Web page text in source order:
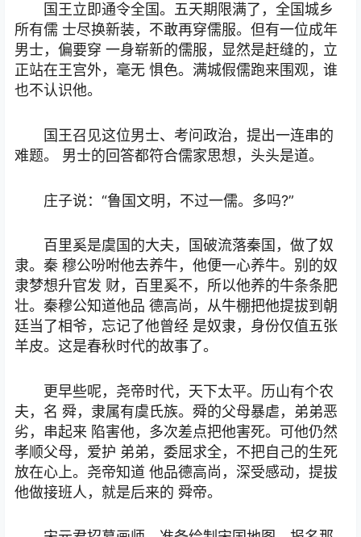
国王立即通令全国。五天期限满了，全国城乡
所有儒 士尽换新装，不敢再穿儒服。但有一位成年
男士，偏要穿 一身崭新的儒服，显然是赶缝的，立
正站在王宫外，毫无 惧色。满城假儒跑来围观，谁
也不认识他。
国王召见这位男士、考问政治，提出一连串的
难题。 男士的回答都符合儒家思想，头头是道。
庄子说：“鲁国文明，不过一儒。多吗?”
百里奚是虞国的大夫，国破流落秦国，做了奴
隶。秦 穆公吩咐他去养牛，他便一心养牛。别的奴
隶梦想升官发 财，百里奚不，所以他养的牛条条肥
壮。秦穆公知道他品 德高尚，从牛棚把他提拔到朝
廷当了相爷，忘记了他曾经 是奴隶，身份仅值五张
羊皮。这是春秋时代的故事了。
更早些呢，尧帝时代，天下太平。历山有个农
夫，名 舜，隶属有虞氏族。舜的父母暴虐，弟弟恶
劣，串起来 陷害他，多次差点把他害死。可他仍然
孝顺父母，爱护 弟弟，委屈求全，不把自己的生死
放在心上。尧帝知道 他品德高尚，深受感动，提拔
他做接班人，就是后来的 舜帝。